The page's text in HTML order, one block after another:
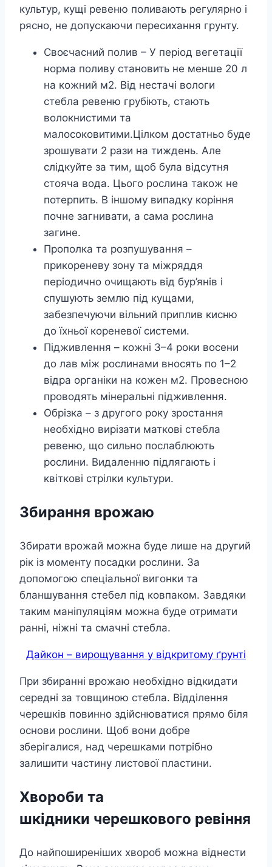
культур, кущі ревеню поливають регулярно і
рясно, не допускаючи пересихання грунту.
Своєчасний полив – У період вегетації
норма поливу становить не менше 20 л
на кожний м2. Від нестачі вологи
стебла ревеню грубіють, стають
волокнистими та
малосоковитими.Цілком достатньо буде
зрошувати 2 рази на тиждень. Але
слідкуйте за тим, щоб була відсутня
стояча вода. Цього рослина також не
потерпить. В іншому випадку коріння
почне загнивати, а сама рослина
загине.
Прополка та розпушування –
прикореневу зону та міжряддя
періодично очищають від бур’янів і
спушують землю під кущами,
забезпечуючи вільний приплив кисню
до їхньої кореневої системи.
Підживлення – кожні 3–4 роки восени
до лав між рослинами вносять по 1–2
відра органіки на кожен м2. Провесною
проводять мінеральні підживлення.
Обрізка – з другого року зростання
необхідно вирізати маткові стебла
ревеню, що сильно послаблюють
рослини. Видаленню підлягають і
квіткові стрілки культури.
Збирання врожаю
Збирати врожай можна буде лише на другий
рік із моменту посадки рослини. За
допомогою спеціальної вигонки та
бланшування стебел під ковпаком. Завдяки
таким маніпуляціям можна буде отримати
ранні, ніжні та смачні стебла.
Дайкон – вирощування у відкритому ґрунті
При збиранні врожаю необхідно відкидати
середні за товщиною стебла. Відділення
черешків повинно здійснюватися прямо біля
основи рослини. Щоб вони добре
зберігалися, над черешками потрібно
залишити частину листової пластини.
Хвороби та
шкідники черешкового ревіння
До найпоширеніших хвороб можна віднести